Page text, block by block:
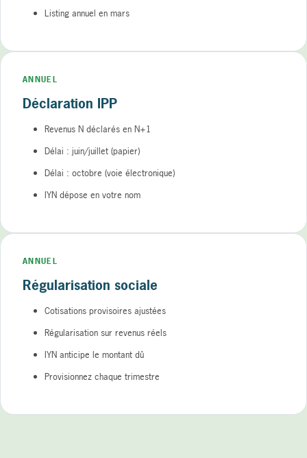
Listing annuel en mars
ANNUEL
Déclaration IPP
Revenus N déclarés en N+1
Délai : juin/juillet (papier)
Délai : octobre (voie électronique)
IYN dépose en votre nom
ANNUEL
Régularisation sociale
Cotisations provisoires ajustées
Régularisation sur revenus réels
IYN anticipe le montant dû
Provisionnez chaque trimestre